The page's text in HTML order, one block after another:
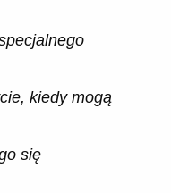
kiedy mogą
się